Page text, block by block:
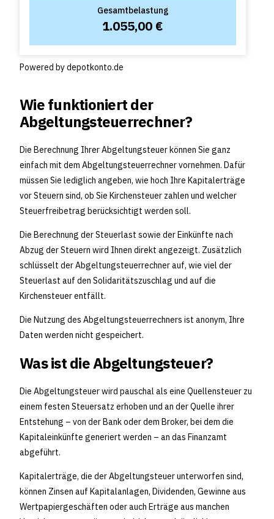
Gesamtbelastung
1.055,00 €
Powered bydepotkonto.de
Wie funktioniert der
Abgeltungsteuerrechner?
Die Berechnung Ihrer Abgeltungsteuer können Sie ganz
einfach mit dem Abgeltungsteuerrechner vornehmen. Dafür
müssen Sie lediglich angeben, wie hoch Ihre Kapitalerträge
vor Steuern sind, ob Sie Kirchensteuer zahlen und welcher
Steuerfreibetrag berücksichtigt werden soll.
Die Berechnung der Steuerlast sowie der Einkünfte nach
Abzug der Steuern wird Ihnen direkt angezeigt. Zusätzlich
schlüsselt der Abgeltungsteuerrechner auf, wie viel der
Steuerlast auf den Solidaritätszuschlag und auf die
Kirchensteuer entfällt.
Die Nutzung des Abgeltungsteuerrechners ist anonym, Ihre
Daten werden nicht gespeichert.
Was ist die Abgeltungsteuer?
Die Abgeltungsteuer wird pauschal als eine Quellensteuer zu
einem festen Steuersatz erhoben und an der Quelle ihrer
Entstehung – von der Bank oder dem Broker, bei dem die
Kapitaleinkünfte generiert werden – an das Finanzamt
abgeführt.
Kapitalerträge, die der Abgeltungsteuer unterworfen sind,
können Zinsen auf Kapitalanlagen, Dividenden, Gewinne aus
Wertpapiergeschäften oder auch Erträge aus manchen